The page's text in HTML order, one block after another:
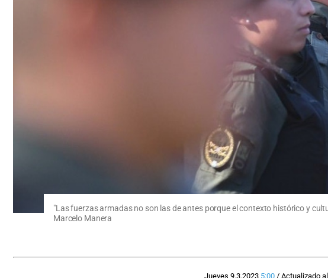
"Las fuerzas armadas no son las de antes porque el contexto histórico y
Marcelo Manera
Jueves 9.3.2023 5:00 / Actualizado al